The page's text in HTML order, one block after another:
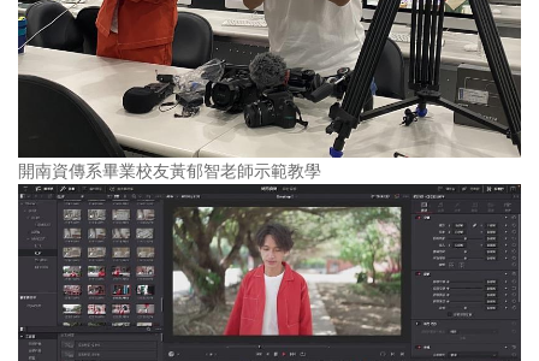
開南資傳系畢業校友黃郁智老師示範教學